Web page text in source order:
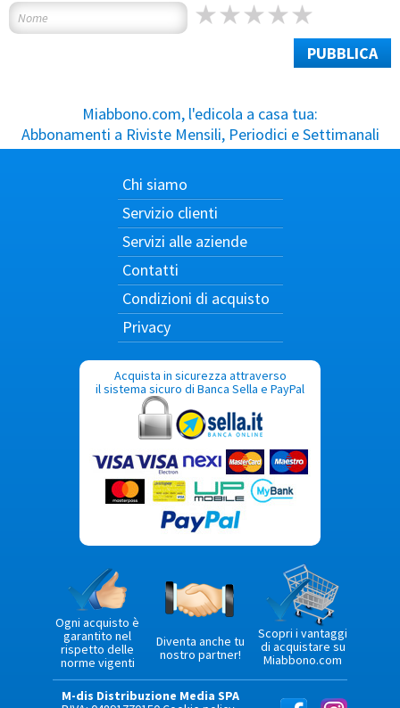
PUBBLICA
Miabbono.com, l'edicola a casa tua:
Abbonamenti a Riviste Mensili, Periodici e Settimanali
Chi siamo
Servizio clienti
Servizi alle aziende
Contatti
Condizioni di acquisto
Privacy
Acquista in sicurezza attraverso
il sistema sicuro di Banca Sella e PayPal
Ogni acquisto è
garantito nel
rispetto delle
norme vigenti
Diventa anche tu
nostro partner!
Scopri i vantaggi
di acquistare su
Miabbono.com
M-dis Distribuzione Media SPA